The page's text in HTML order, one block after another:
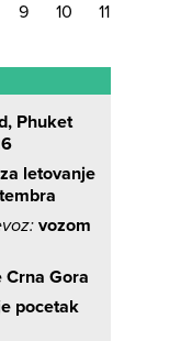
9 10
11
Phuket
letovanje
vozom
Crna Gora
pocetak